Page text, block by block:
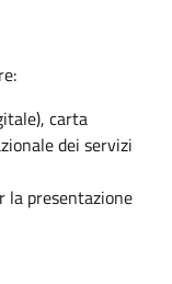
carta
dei servizi
la presentazione